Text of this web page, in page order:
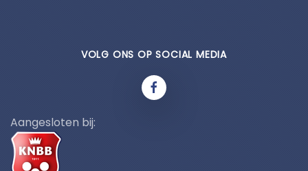
VOLG ONS OP SOCIAL MEDIA
Aangesloten bij: